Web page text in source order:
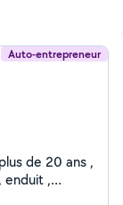
Auto-entrepreneur
de 20 ans ,